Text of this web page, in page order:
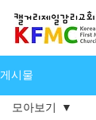
게시물
모아보기